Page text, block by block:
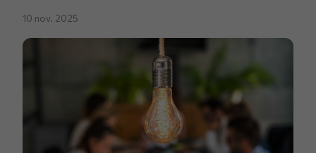
10 nov. 2025